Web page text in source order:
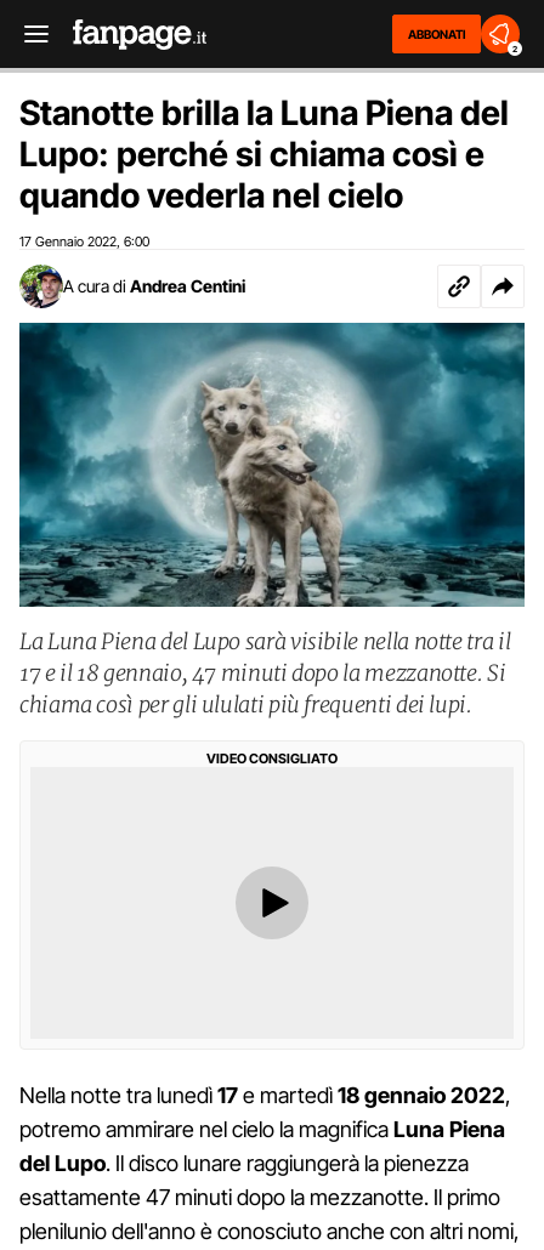
ABBONATI
2
Stanotte brilla la Luna Piena del
Lupo: perché si chiama così e
quando vederla nel cielo
17 Gennaio 2022 6:00
A cura di Andrea Centini
La Luna Piena del Lupo sarà visibile nella notte tra il
17 e il 18 gennaio, 47 minuti dopo la mezzanotte. Si
chiama così per gli ululati più frequenti dei lupi.
VIDEO CONSIGLIATO
Nella notte tra lunedì17e martedì18gennaio 2022,
potremo ammirare nel cielo la magnificaLuna Piena
del Lupo. Il disco lunare raggiungerà la pienezza
esattamente 47 minuti dopo la mezzanotte. Il primo
plenilunio dell'anno è conosciuto anche con altri nomi,